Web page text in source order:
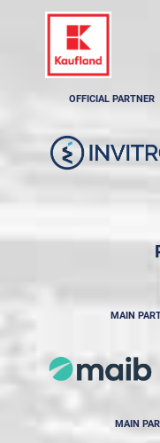
OFFICIAL PARTNER
MAIN
MAIN